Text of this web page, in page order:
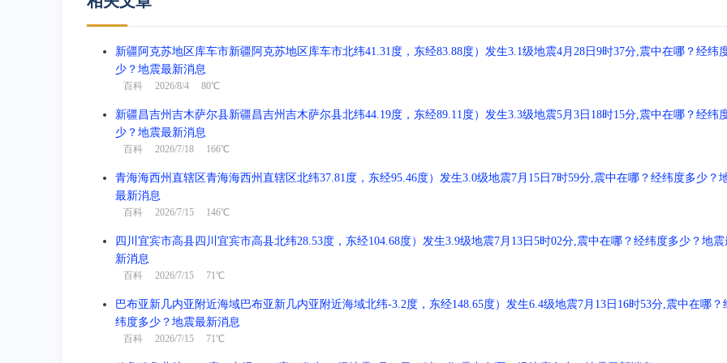
新疆阿克苏地区库车市新疆阿克苏地区库车市北纬41.31度，东经83.88度）发生3.1级地震4月28日9时37分,震中在哪？经纬
少？地震最新消息
百科 2026/8/4 80℃
新疆昌吉州吉木萨尔县新疆昌吉州吉木萨尔县北纬44.19度，东经89.11度）发生3.3级地震5月3日18时15分,震中在哪？经纬
少？地震最新消息
百科 2026/7/18 166℃
青海海西州直辖区青海海西州直辖区北纬37.81度，东经95.46度）发生3.0级地震7月15日7时59分,震中在哪？经纬度多少？
最新消息
百科 2026/7/15 146℃
四川宜宾市高县四川宜宾市高县北纬28.53度，东经104.68度）发生3.9级地震7月13日5时02分,震中在哪？经纬度多少？地震
新消息
百科 2026/7/15 71℃
巴布亚新几内亚附近海域巴布亚新几内亚附近海域北纬-3.2度，东经148.65度）发生6.4级地震7月13日16时53分,震中在哪？
纬度多少？地震最新消息
百科 2026/7/15 71℃